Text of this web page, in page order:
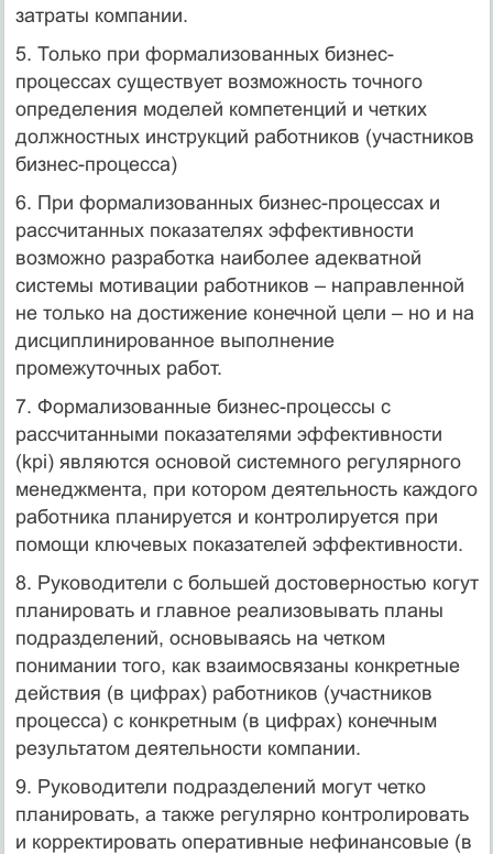
затраты компании.
5. Только при формализованных бизнес-
процессах существует возможность точного
определения моделей компетенций и четких
должностных инструкций работников (участников
бизнес-процесса)
6. При формализованных бизнес-процессах и
рассчитанных показателях эффективности
возможно разработка наиболее адекватной
системы мотивации работников – направленной
не только на достижение конечной цели – но и на
дисциплинированное выполнение
промежуточных работ.
7. Формализованные бизнес-процессы с
рассчитанными показателями эффективности
(kpi) являются основой системного регулярного
менеджмента, при котором деятельность каждого
работника планируется и контролируется при
помощи ключевых показателей эффективности.
8. Руководители с большей достоверностью когут
планировать и главное реализовывать планы
подразделений, основываясь на четком
понимании того, как взаимосвязаны конкретные
действия (в цифрах) работников (участников
процесса) с конкретным (в цифрах) конечным
результатом деятельности компании.
9. Руководители подразделений могут четко
планировать, а также регулярно контролировать
и корректировать оперативные нефинансовые (в